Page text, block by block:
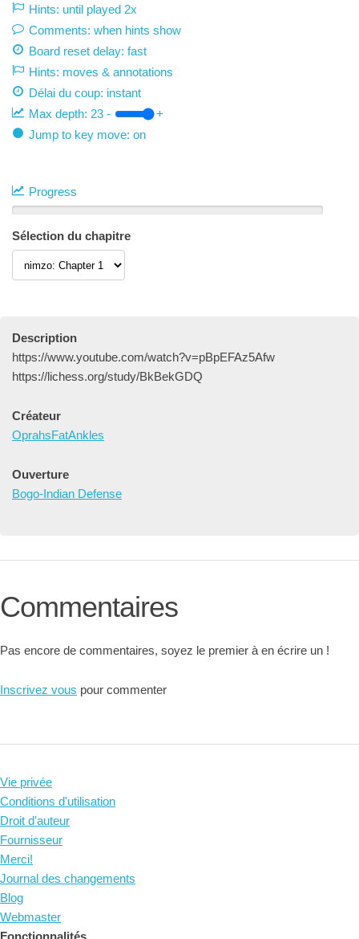
Hints: until played 2x
Comments: when hints show
Board reset delay: fast
Hints: moves & annotations
Délai du coup: instant
Max depth: 23 -
+
Jump to key move: on
Progress
Sélection du chapitre
Description
https://www.youtube.com/watch?v=pBpEFAz5Afw
https://lichess.org/study/BkBekGDQ
Créateur
OprahsFatAnkles
Ouverture
Bogo-Indian Defense
Commentaires
Pas encore de commentaires, soyez le premier à en écrire un !
Inscrivez vous pour commenter
Vie privée
Conditions d'utilisation
Droit d'auteur
Fournisseur
Merci!
Journal des changements
Blog
Webmaster
Fonctionnalités